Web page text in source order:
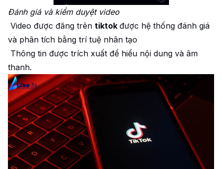
Đánh giá và kiểm duyệt video
Video được đăng trên tiktok được hệ thống đánh giá
và phân tích bằng trí tuệ nhân tạo
Thông tin được trích xuất để hiểu nội dung và âm
thanh.